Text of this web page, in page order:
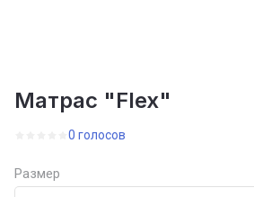
Матрас "Flex"
0 голосов
Размер